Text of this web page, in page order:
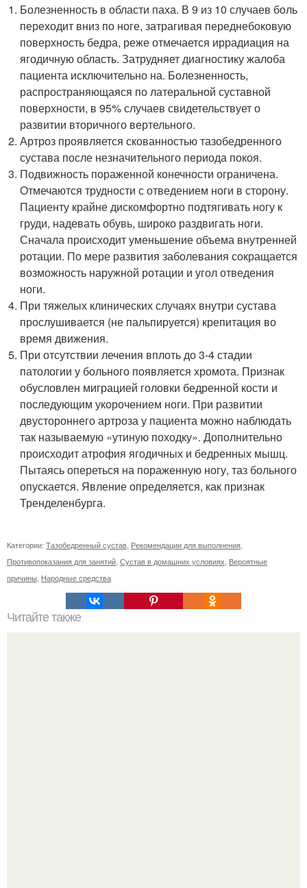
Болезненность в области паха. В 9 из 10 случаев боль
переходит вниз по ноге, затрагивая переднебоковую
поверхность бедра, реже отмечается иррадиация на
ягодичную область. Затрудняет диагностику жалоба
пациента исключительно на. Болезненность,
распространяющаяся по латеральной суставной
поверхности, в 95% случаев свидетельствует о
развитии вторичного вертельного.
Артроз проявляется скованностью тазобедренного
сустава после незначительного периода покоя.
Подвижность пораженной конечности ограничена.
Отмечаются трудности с отведением ноги в сторону.
Пациенту крайне дискомфортно подтягивать ногу к
груди, надевать обувь, широко раздвигать ноги.
Сначала происходит уменьшение объема внутренней
ротации. По мере развития заболевания сокращается
возможность наружной ротации и угол отведения
ноги.
При тяжелых клинических случаях внутри сустава
прослушивается (не пальпируется) крепитация во
время движения.
При отсутствии лечения вплоть до 3-4 стадии
патологии у больного появляется хромота. Признак
обусловлен миграцией головки бедренной кости и
последующим укорочением ноги. При развитии
двустороннего артроза у пациента можно наблюдать
так называемую «утиную походку». Дополнительно
происходит атрофия ягодичных и бедренных мышц.
Пытаясь опереться на пораженную ногу, таз больного
опускается. Явление определяется, как признак
Тренделенбурга.
Категории: Тазобедренный сустав Рекомендации для выполнения
Противопоказания для занятий Сустав в домашних условиях Вероятные
причины Народные средства
Читайте также